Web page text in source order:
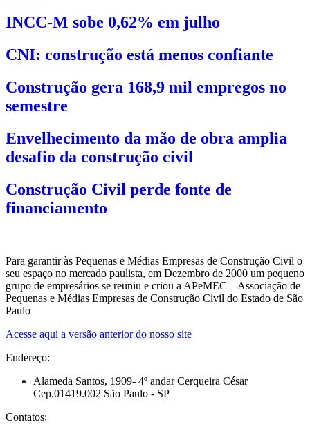
INCC-M sobe 0,62% em julho
CNI: construção está menos confiante
Construção gera 168,9 mil empregos no
semestre
Envelhecimento da mão de obra amplia
desafio da construção civil
Construção Civil perde fonte de
financiamento
Para garantir às Pequenas e Médias Empresas de Construção Civil o
seu espaço no mercado paulista, em Dezembro de 2000 um pequeno
grupo de empresários se reuniu e criou a APeMEC – Associação de
Pequenas e Médias Empresas de Construção Civil do Estado de São
Paulo
Acesse aqui a versão anterior do nosso site
Endereço:
Alameda Santos, 1909- 4º andar Cerqueira César
Cep.01419.002 São Paulo - SP
Contatos: